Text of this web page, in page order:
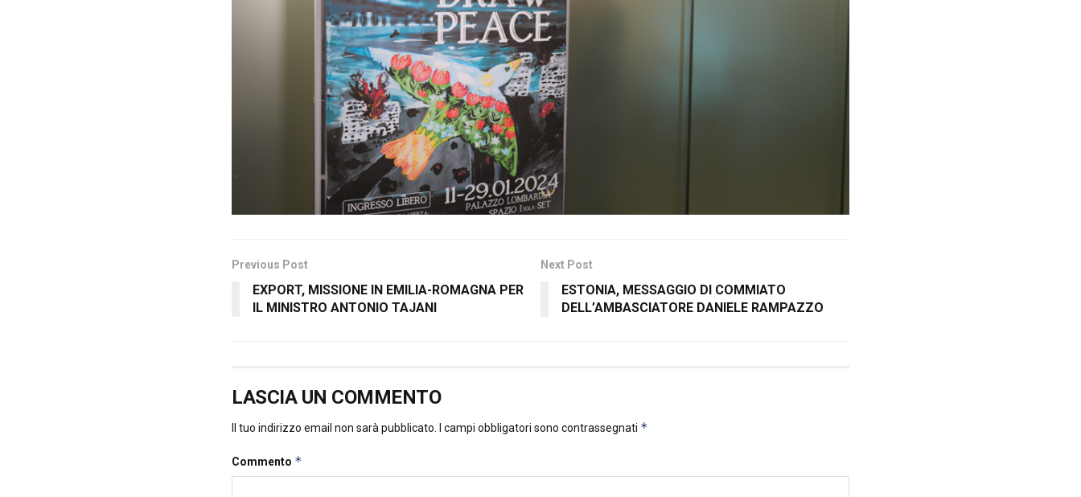
Previous Post
EXPORT, MISSIONE IN EMILIA-ROMAGNA PER
IL MINISTRO ANTONIO TAJANI
Next Post
ESTONIA, MESSAGGIO DI COMMIATO
DELL’AMBASCIATORE DANIELE RAMPAZZO
LASCIA UN COMMENTO
Il tuo indirizzo email non sarà pubblicato. I campi obbligatori sono contrassegnati *
Commento *